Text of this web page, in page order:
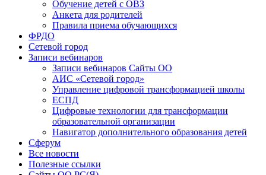
Обучение детей с ОВЗ
Анкета для родителей
Правила приема обучающихся
ФРДО
Сетевой город
Записи вебинаров
Записи вебинаров Сайты ОО
АИС «Сетевой город»
Управление цифровой трансформацией школы
ЕСПД
Цифровые технологии для трансформации
образовательной организации
Навигатор дополнительного образования детей
Сферум
Все новости
Полезные ссылки